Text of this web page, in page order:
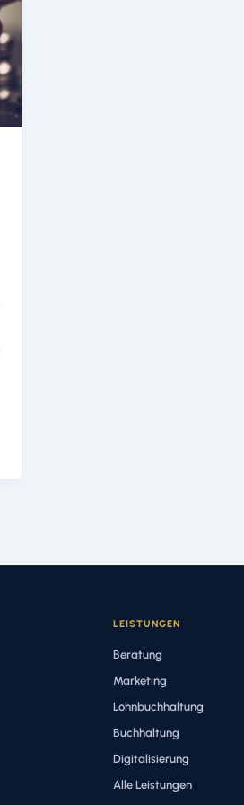
LEISTUNGEN
Beratung
Marketing
Lohnbuchhaltung
Buchhaltung
Digitalisierung
Alle Leistungen